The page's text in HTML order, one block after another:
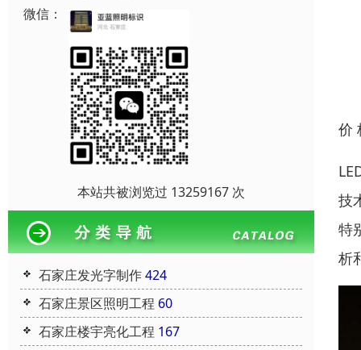
微信：
本站共被浏览过 13259167 次
石家庄发光字制作424
石家庄景区照明工程 60
石家庄楼宇亮化工程 167
价
技
特
析